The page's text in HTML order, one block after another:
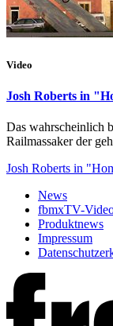
Video
Josh Roberts in
Das wahrscheinlich
Railmassaker der
Josh Roberts in
News
fbmxTV-
Produktnews
Impressum